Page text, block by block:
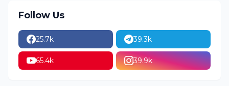
Follow Us
25.7k 39.3k
65.4k 39.9k